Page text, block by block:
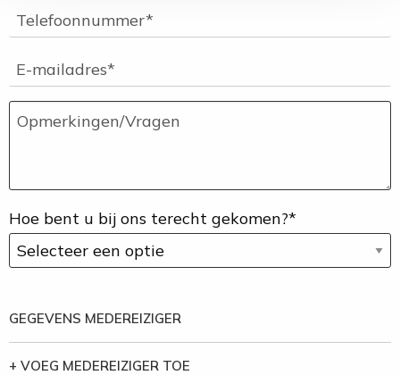
Hoe bent u bij ons terecht gekomen?*
GEGEVENS MEDEREIZIGER
+ VOEG MEDEREIZIGER TOE